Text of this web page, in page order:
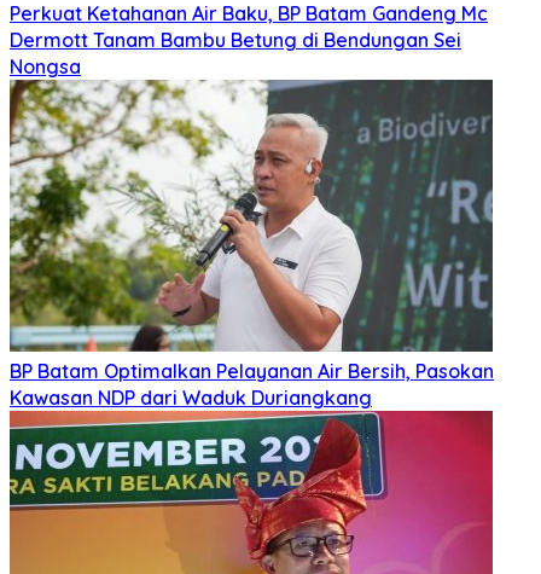
Perkuat Ketahanan Air Baku, BP Batam Gandeng Mc
Dermott Tanam Bambu Betung di Bendungan Sei
Nongsa
BP Batam Optimalkan Pelayanan Air Bersih, Pasokan
Kawasan NDP dari Waduk Duriangkang